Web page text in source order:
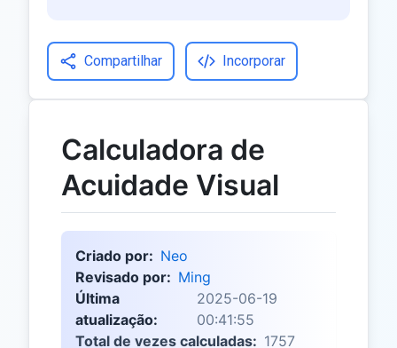
Compartilhar Incorporar
Calculadora de
Acuidade Visual
Criado por: Neo
Revisado por: Ming
Última
atualização:
2025-06-19
00:41:55
Total de vezes calculadas: 1757